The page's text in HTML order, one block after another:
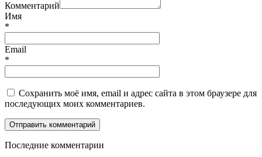
Комментарий
Имя
*
Email
*
Сохранить моё имя, email и адрес сайта в этом браузере для
последующих моих комментариев.
Последние комментарии